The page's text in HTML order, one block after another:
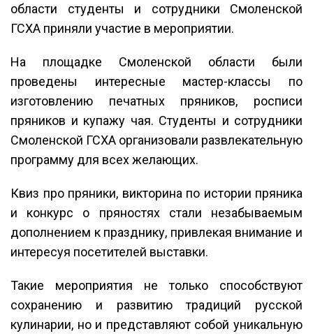
области студенты и сотрудники Смоленской
ГСХА приняли участие в мероприятии.
На площадке Смоленской области были
проведены интересные мастер-классы по
изготовлению печатных пряников, росписи
пряников и купажу чая. Студенты и сотрудники
Смоленской ГСХА организовали развлекательную
программу для всех желающих.
Квиз про пряники, викторина по истории пряника
и конкурс о пряностях стали незабываемым
дополнением к празднику, привлекая внимание и
интересуя посетителей выставки.
Такие мероприятия не только способствуют
сохранению и развитию традиций русской
кулинарии, но и представляют собой уникальную